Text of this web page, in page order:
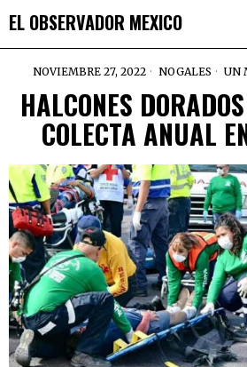
EL OBSERVADOR MEXICO
NOVIEMBRE 27, 2022 NOGALES UN
HALCONES
COLECTA ANUAL